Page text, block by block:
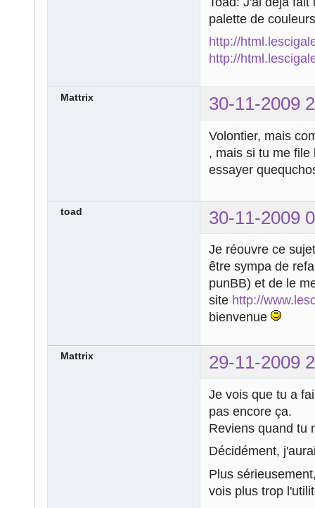
palette de
http://
http://
Mattrix 30-11-2009
Volontier, mais
, mais si tu me
essayer
toad 30-11-2009
Je réouvre ce
être sympa de
punBB) et de le
site http://
bienvenue
Mattrix 29-11-2009
Je vois que tu a
pas encore ça.
Reviens quand tu
Décidément,
Plus
vois plus trop